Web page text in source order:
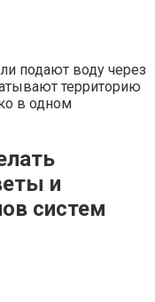
подают воду через
территорию
в одном
и
систем